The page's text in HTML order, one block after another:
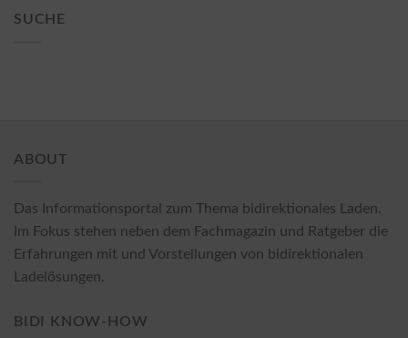
SUCHE
ABOUT
Das Informationsportal zum Thema bidirektionales Laden.
Im Fokus stehen neben dem Fachmagazin und Ratgeber die
Erfahrungen mit und Vorstellungen von bidirektionalen
Ladelösungen.
BIDI KNOW-HOW